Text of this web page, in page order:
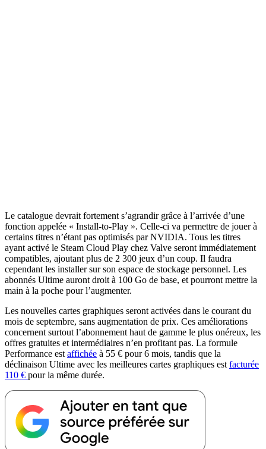
Le catalogue devrait fortement s’agrandir grâce à l’arrivée d’une
fonction appelée « Install-to-Play ». Celle-ci va permettre de jouer à
certains titres n’étant pas optimisés par NVIDIA. Tous les titres
ayant activé le Steam Cloud Play chez Valve seront immédiatement
compatibles, ajoutant plus de 2 300 jeux d’un coup. Il faudra
cependant les installer sur son espace de stockage personnel. Les
abonnés Ultime auront droit à 100 Go de base, et pourront mettre la
main à la poche pour l’augmenter.
Les nouvelles cartes graphiques seront activées dans le courant du
mois de septembre, sans augmentation de prix. Ces améliorations
concernent surtout l’abonnement haut de gamme le plus onéreux, les
offres gratuites et intermédiaires n’en profitant pas. La formule
Performance est affichée à 55 € pour 6 mois, tandis que la
déclinaison Ultime avec les meilleures cartes graphiques est facturée
110 € pour la même durée.